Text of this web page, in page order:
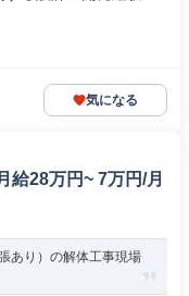
気になる
給28万円~ 7万円/月
あり）の解体工事現場